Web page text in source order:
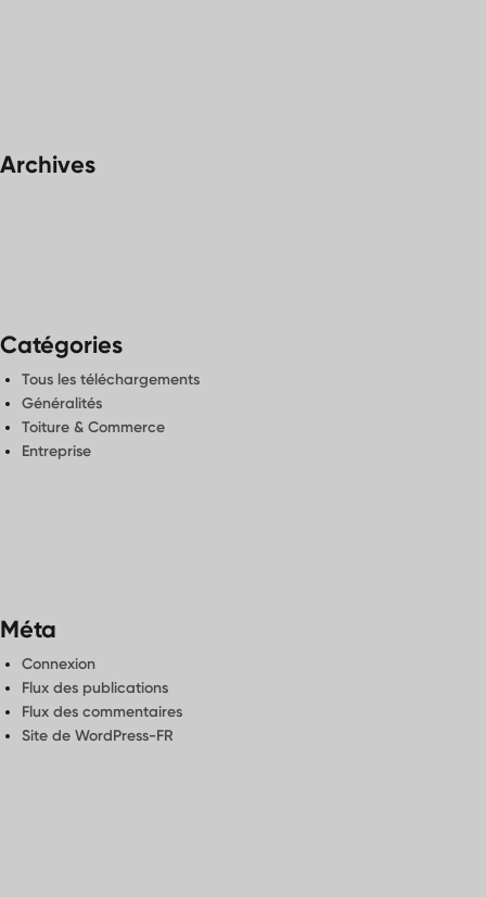
Archives
Catégories
Tous les téléchargements
Généralités
Toiture & Commerce
Entreprise
Méta
Connexion
Flux des publications
Flux des commentaires
Site de WordPress-FR